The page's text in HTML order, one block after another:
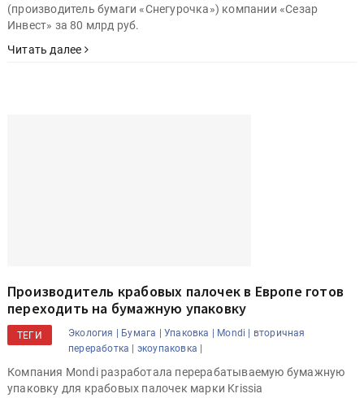
(производитель бумаги «Снегурочка») компании «Сезар
Инвест» за 80 млрд руб.
Читать далее
Производитель крабовых палочек в Европе готов
переходить на бумажную упаковку
ТЕГИ Экология | Бумага | Упаковка | Mondi |
вторичная
переработка |
экоупаковка |
Компания Mondi разработала перерабатываемую бумажную
упаковку для крабовых палочек марки Krissia